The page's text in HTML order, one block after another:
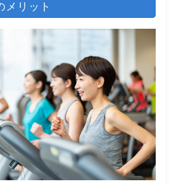
メリット